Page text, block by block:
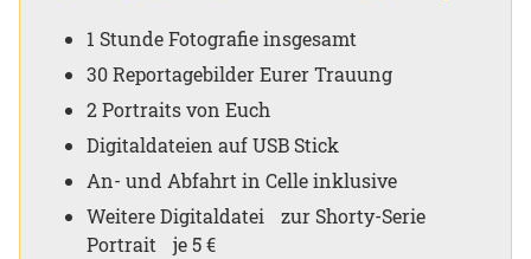
1 Stunde Fotografie insgesamt
30 Reportagebilder Eurer Trauung
2 Portraits von Euch
Digitaldateien auf USB Stick
An- und Abfahrt in Celle inklusive
Weitere Digitaldatei zur Shorty-Serie
Portrait je 5 €